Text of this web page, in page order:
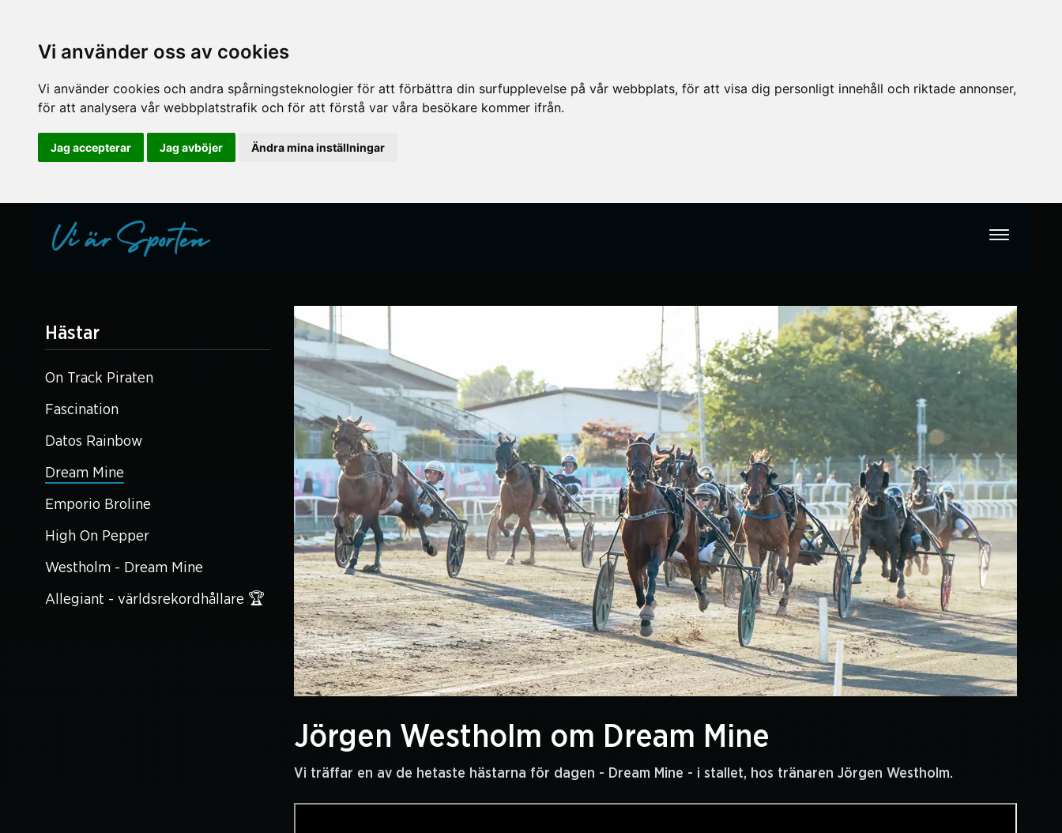
Vi använder oss av cookies
Vi använder cookies och andra spårningsteknologier för att förbättra din surfupplevelse på vår webbplats, för att visa dig personligt innehåll och riktade annonser,
för att analysera vår webbplatstrafik och för att förstå var våra besökare kommer ifrån.
Jag accepterar Jag avböjer Ändra mina inställningar
Hästar
On Track Piraten
Fascination
Datos Rainbow
Dream Mine
Emporio Broline
High On Pepper
Westholm - Dream Mine
Allegiant - världsrekordhållare 🏆
Jörgen Westholm om Dream Mine
Vi träffar en av de hetaste hästarna för dagen - Dream Mine - i stallet, hos tränaren Jörgen Westholm.